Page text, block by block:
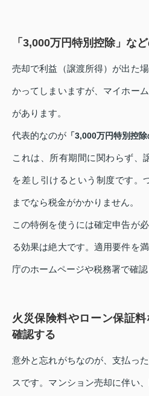
「3,000万円特別控除」な
売却で利益（譲渡所得）が出た
かってしまいますが、マイホー
があります。
代表的なのが 「3,000万円特別控除
これは、所有期間に関わらず、
を差し引けるという制度です。
までなら税金がかかりません。
この特例を使うには確定申告が
る効果は絶大です。適用要件を
庁のホームページや税務署で確認
火災保険料やローン保証
確認する
意外と忘れがちなのが、支払っ
スです。マンション売却に伴い